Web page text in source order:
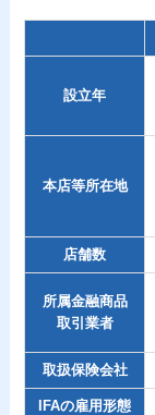
設立年
本店等所在地
店舗数
所属金融商品
取引業者
取扱保険会社
IFAの雇用形態